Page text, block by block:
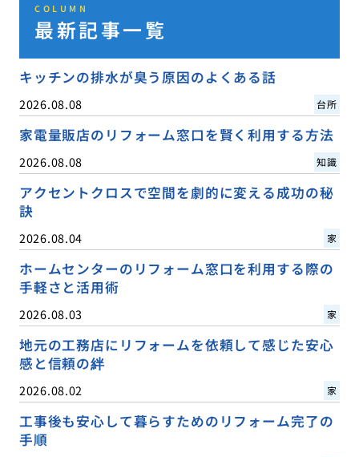
COLUMN
最新記事一覧
キッチンの排水が臭う原因のよくある話
2026.08.08 台所
家電量販店のリフォーム窓口を賢く利用する方法
2026.08.08 知識
アクセントクロスで空間を劇的に変える成功の秘
訣
2026.08.04 家
ホームセンターのリフォーム窓口を利用する際の
手軽さと活用術
2026.08.03 家
地元の工務店にリフォームを依頼して感じた安心
感と信頼の絆
2026.08.02 家
工事後も安心して暮らすためのリフォーム完了の
手順